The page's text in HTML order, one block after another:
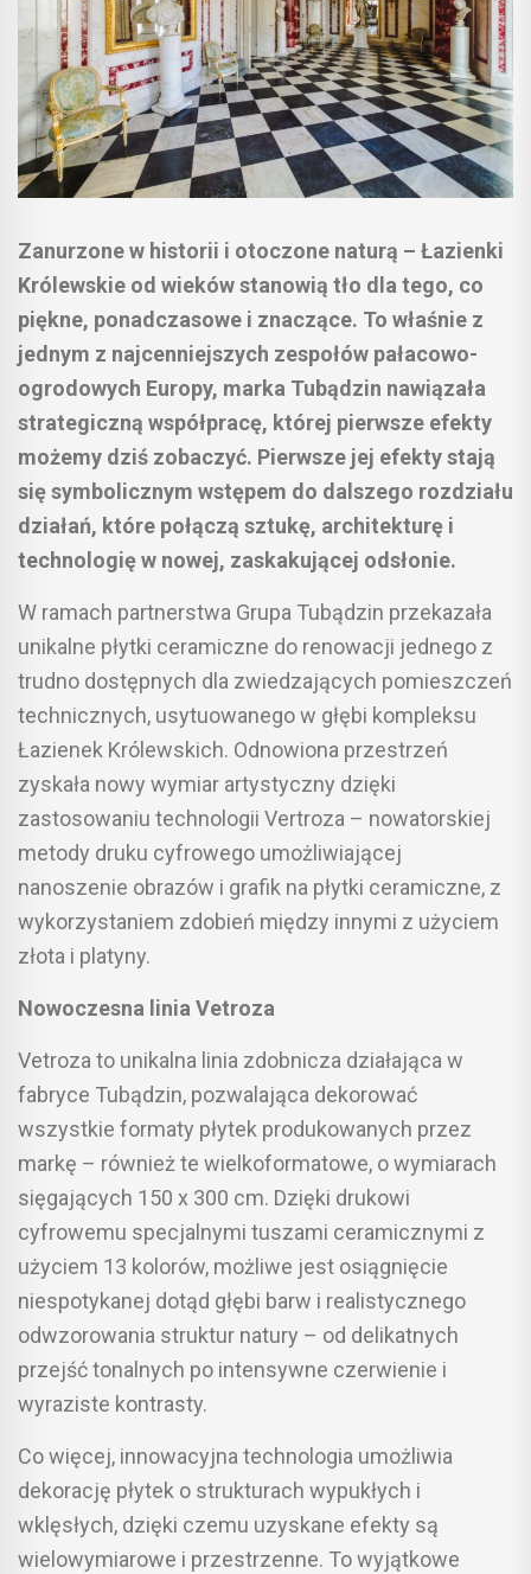
Zanurzone w historii i otoczone naturą – Łazienki
Królewskie od wieków stanowią tło dla tego, co
piękne, ponadczasowe i znaczące. To właśnie z
jednym z najcenniejszych zespołów pałacowo-
ogrodowych Europy, marka Tubądzin nawiązała
strategiczną współpracę, której pierwsze efekty
możemy dziś zobaczyć. Pierwsze jej efekty stają
się symbolicznym wstępem do dalszego rozdziału
działań, które połączą sztukę, architekturę i
technologię w nowej, zaskakującej odsłonie.
W ramach partnerstwa Grupa Tubądzin przekazała
unikalne płytki ceramiczne do renowacji jednego z
trudno dostępnych dla zwiedzających pomieszczeń
technicznych, usytuowanego w głębi kompleksu
Łazienek Królewskich. Odnowiona przestrzeń
zyskała nowy wymiar artystyczny dzięki
zastosowaniu technologii Vertroza – nowatorskiej
metody druku cyfrowego umożliwiającej
nanoszenie obrazów i grafik na płytki ceramiczne, z
wykorzystaniem zdobień między innymi z użyciem
złota i platyny.
Nowoczesna linia Vetroza
Vetroza to unikalna linia zdobnicza działająca w
fabryce Tubądzin, pozwalająca dekorować
wszystkie formaty płytek produkowanych przez
markę – również te wielkoformatowe, o wymiarach
sięgających 150 x 300 cm. Dzięki drukowi
cyfrowemu specjalnymi tuszami ceramicznymi z
użyciem 13 kolorów, możliwe jest osiągnięcie
niespotykanej dotąd głębi barw i realistycznego
odwzorowania struktur natury – od delikatnych
przejść tonalnych po intensywne czerwienie i
wyraziste kontrasty.
Co więcej, innowacyjna technologia umożliwia
dekorację płytek o strukturach wypukłych i
wklęsłych, dzięki czemu uzyskane efekty są
wielowymiarowe i przestrzenne. To wyjątkowe